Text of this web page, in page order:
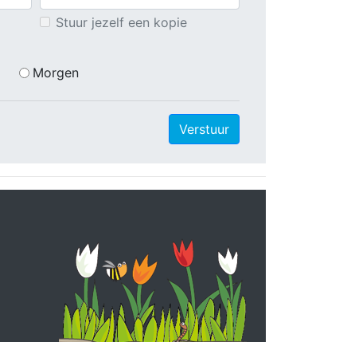
Stuur jezelf een kopie
Morgen
Verstuur